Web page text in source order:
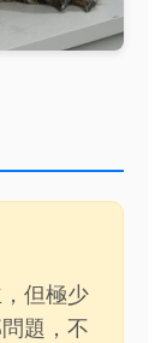
但極少
題，不